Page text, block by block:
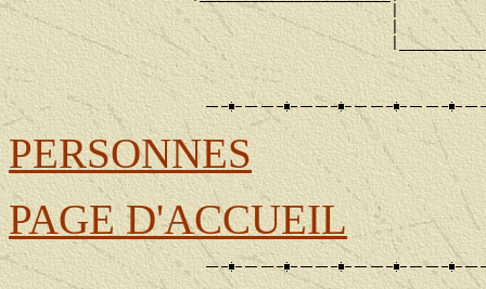
|
|
PERSONNES
PAGE D'ACCUEIL